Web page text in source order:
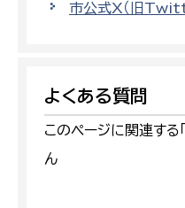
市公式X（旧
よくある質問
このページに関連する
ん